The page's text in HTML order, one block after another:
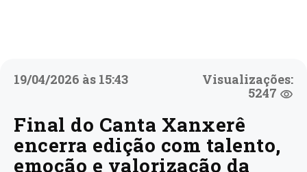
19/04/2026 às 15:43
Visualizações:
5247
Final do Canta Xanxerê
encerra edição com talento,
emoção e valorização da